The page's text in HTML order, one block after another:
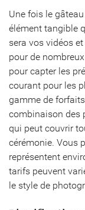
Une fois le
élément tangible
sera vos vidéos
pour de
pour capter les
courant pour les
gamme de
combinaison des
qui peut couvrir
cérémonie. Vous
représentent
tarifs peuvent
le style de